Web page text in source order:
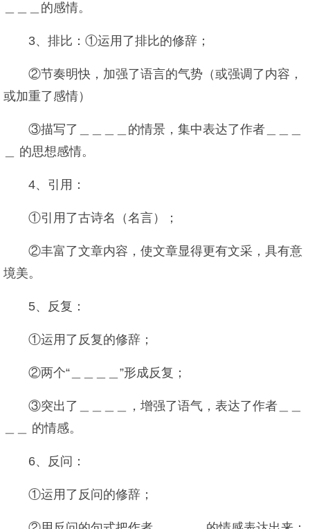
＿＿＿的感情。
3、排比：①运用了排比的修辞；
②节奏明快，加强了语言的气势（或强调了内容，
或加重了感情）
③描写了＿＿＿＿的情景，集中表达了作者＿＿＿
＿ 的思想感情。
4、引用：
①引用了古诗名（名言）；
②丰富了文章内容，使文章显得更有文采，具有意
境美。
5、反复：
①运用了反复的修辞；
②两个“＿＿＿＿”形成反复；
③突出了＿＿＿＿，增强了语气，表达了作者＿＿
＿＿ 的情感。
6、反问：
①运用了反问的修辞；